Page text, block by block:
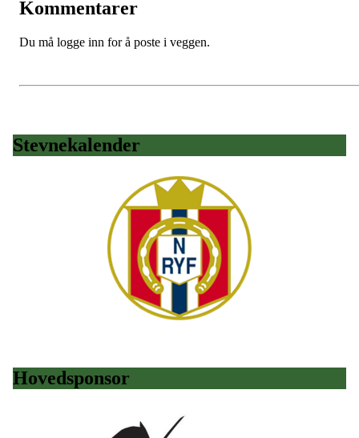
Kommentarer
Du må logge inn for å poste i veggen.
Stevnekalender
Hovedsponsor